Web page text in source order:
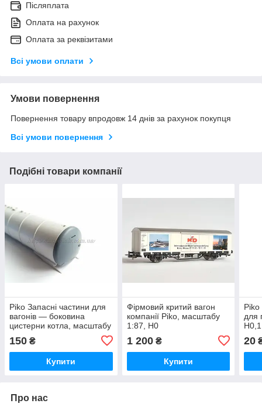
Післяплата
Оплата на рахунок
Оплата за реквізитами
Всі умови оплати
Умови повернення
Повернення товару впродовж 14 днів за рахунок покупця
Всі умови повернення
Подібні товари компанії
Piko Запасні частини для
вагонів — боковина
цистерни котла, масштабу
150 ₴
Купити
Фірмовий критий вагон
компанії Piko, масштабу
1:87, H0
1 200₴
Купити
Piko
для
20
Про нас